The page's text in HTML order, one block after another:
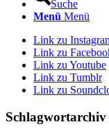
Suche
Menü Menü
Link zu
Link zu
Link zu Youtube
Link zu Tumblr
Link zu